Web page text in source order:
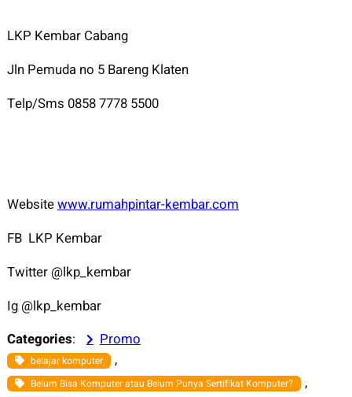
LKP Kembar Cabang
Jln Pemuda no 5 Bareng Klaten
Telp/Sms 0858 7778 5500
Websitewww.rumahpintar-kembar.com
FB LKP Kembar
Twitter @lkp_kembar
Ig @lkp_kembar
Categories: Promo
belajar komputer ,
Belum Bisa Komputer atau Belum Punya Sertifikat Komputer? ,